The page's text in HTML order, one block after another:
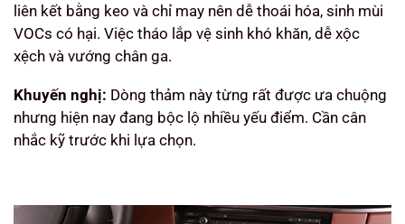
liên kết bằng keo và chỉ may nên dễ thoái hóa, sinh mùi
VOCs có hại. Việc tháo lắp vệ sinh khó khăn, dễ xộc
xệch và vướng chân ga.
Khuyến nghị: Dòng thảm này từng rất được ưa chuộng
nhưng hiện nay đang bộc lộ nhiều yếu điểm. Cần cân
nhắc kỹ trước khi lựa chọn.